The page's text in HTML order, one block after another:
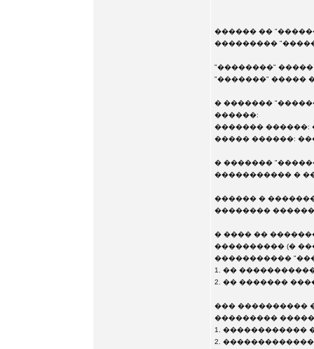
������ ��
���������
"��������"
"�������" �����
� �������
������:
������� ������:
����� ������:
� �������
����������� �
������ �
��������
� ���� ��
���������� (�
�����������
1. ��
2. �� �������
��� ����������
���������
1. ������������
2.